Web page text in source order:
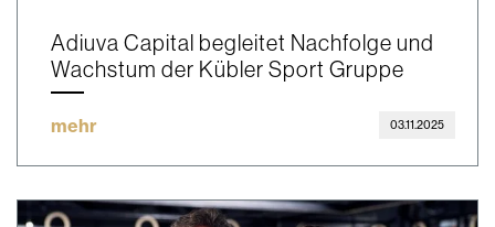
Adiuva Capital begleitet Nachfolge und
Wachstum der Kübler Sport Gruppe
mehr 03.11.2025